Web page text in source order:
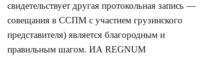
свидетельствует другая протокольная запись —
совещания в ССПМ с участием грузинского
представителя) является благородным и
правильным шагом. ИА REGNUM